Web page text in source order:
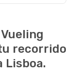
recorrido
Lisboa.